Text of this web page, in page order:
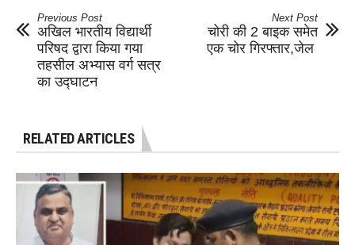
Previous Post
अखिल भारतीय विद्यार्थी
परिषद द्वारा किया गया
तहसील अभ्यास वर्ग सत्र
का उद्घाटन
Next Post
चोरी की 2 बाइक समेत
एक चोर गिरफ्तार,जेल
RELATED ARTICLES